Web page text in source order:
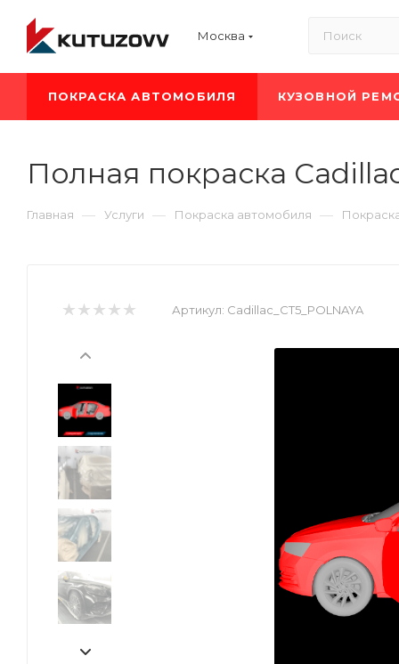
Москва
ПОКРАСКА АВТОМОБИЛЯ КУЗОВНОЙ
Полная покраска
Главная — Услуги — Покраска автомобиля —
Артикул: Cadillac_CT5_POLNAYA